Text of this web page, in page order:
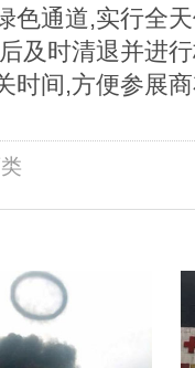
色通道,实行全
及时清退并进
时间,方便参展